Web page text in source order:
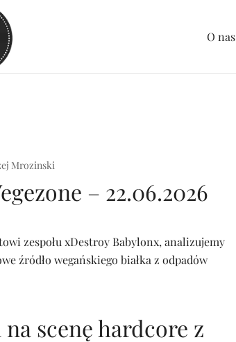
O nas
Mrozinski
– 22.06.2026
zespołu xDestroy Babylonx, analizujemy
źródło wegańskiego białka z odpadów
scenę hardcore z